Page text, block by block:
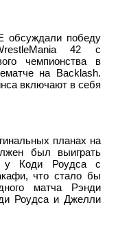
обсуждали победу
42 с
чемпионства в
на Backlash.
включают в себя
планах на
был выиграть
у Коди Роудса с
что стало бы
матча Рэнди
Роудса и Джелли